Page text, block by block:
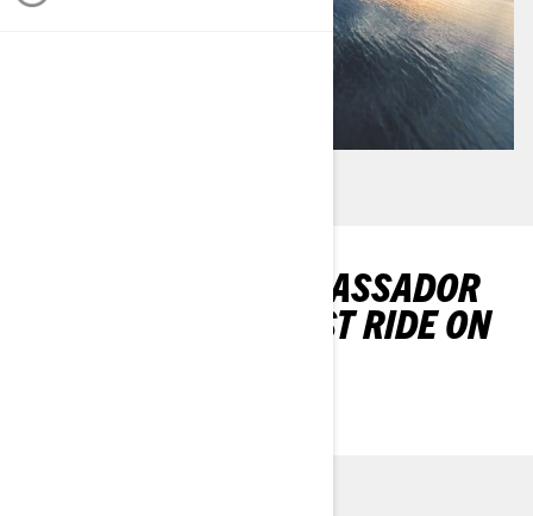
DISCOVER OUR AMBASSADOR
CHRIS FARRO'S FIRST RIDE ON